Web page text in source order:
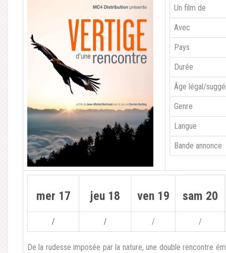
Un film de
Avec
Pays
Durée
Âge légal/
Genre
Langue
Bande annonce
mer 17 jeu 18 ven 19 sam 20
/ / / /
De la rudesse imposée par la nature, une double rencontre